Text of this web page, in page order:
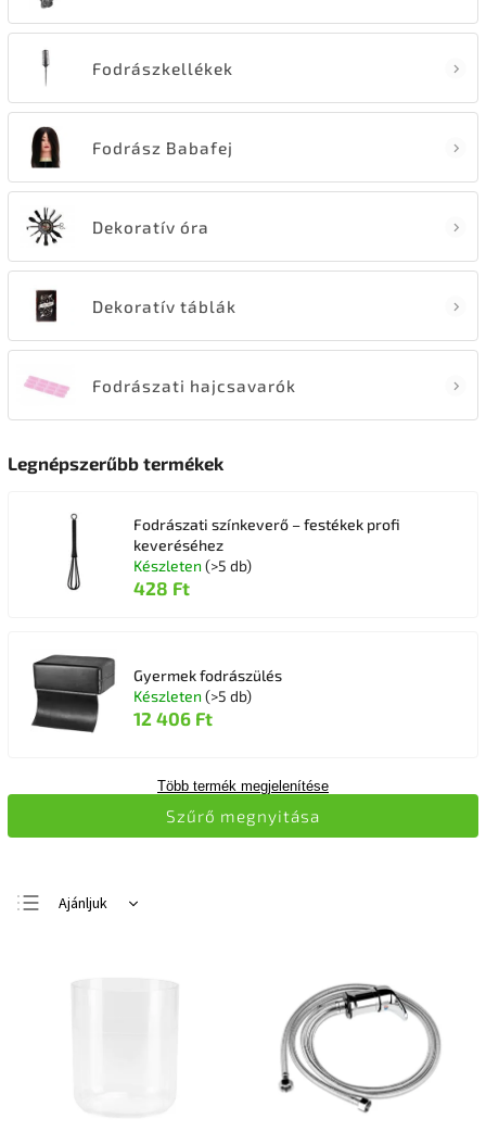
Fodrászkellékek
Fodrász Babafej
Dekoratív óra
Dekoratív táblák
Fodrászati hajcsavarók
Legnépszerűbb termékek
Fodrászati színkeverő – festékek profi
keveréséhez
Készleten (>5 db)
428 Ft
Gyermek fodrászülés
Készleten (>5 db)
12 406 Ft
Több termék megjelenítése
Szűrő megnyitása
Ajánljuk